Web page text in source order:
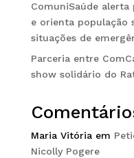
ComuniSaúde
e orienta população
situações de
Parceria entre
show solidário do
Maria Vitóriaem
Nicolly Pogere